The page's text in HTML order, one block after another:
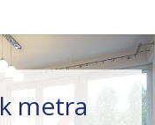
metra